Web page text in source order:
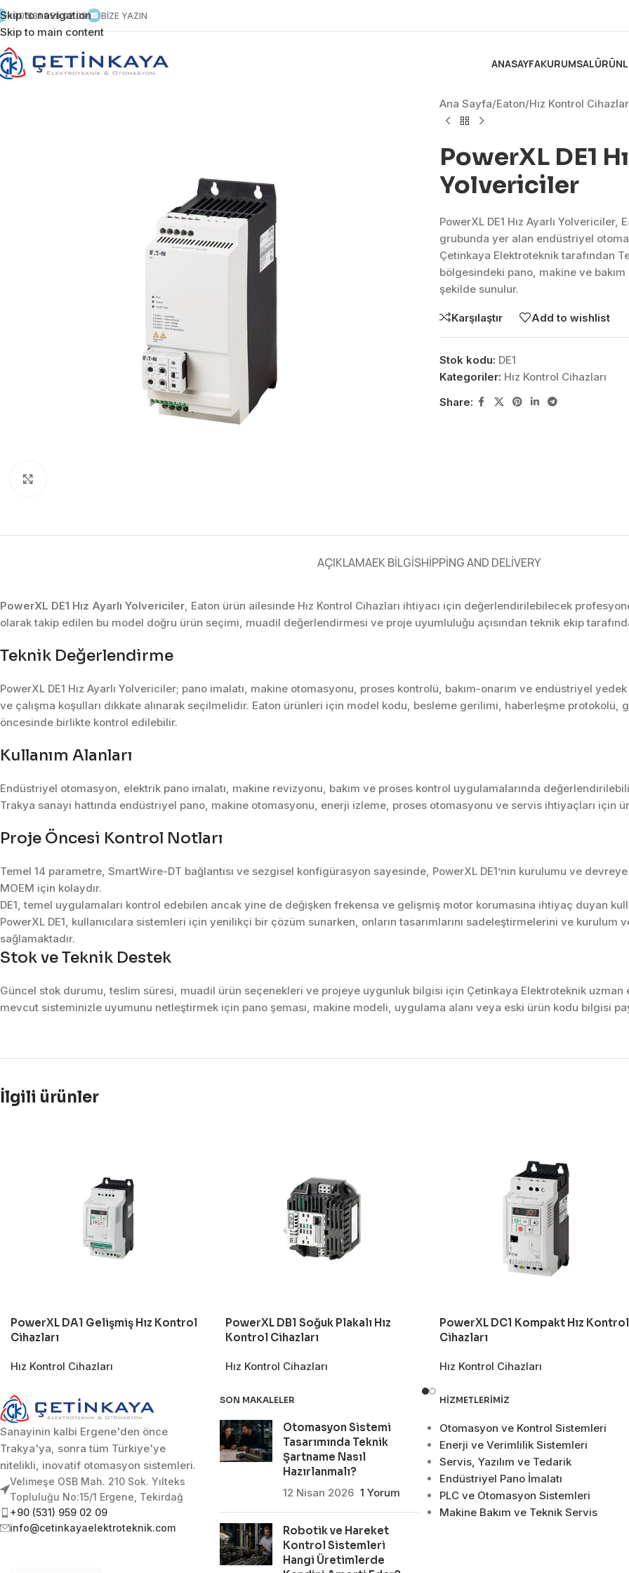
Skip to navigation
Skip to main content
+90 531 959 02 09 BİZE YAZIN
ANASAYFAKURUMSAL
Ana Sayfa/Eaton/Hız Kontrol
PowerXL DE1
Yolvericiler
PowerXL DE1 Hız Ayarlı Yolvericiler,
grubunda yer alan endüstriyel
Çetinkaya Elektroteknik tarafından
bölgesindeki pano, makine ve
şekilde sunulur.
Karşılaştır Add to wishlist
Stok kodu: DE1
Kategoriler: Hız Kontrol Cihazları
Share:
AÇIKLAMAEK BILGISHIPPING AND DELIVERY
PowerXL DE1 Hız Ayarlı Yolvericiler, Eaton ürün ailesinde Hız Kontrol Cihazları ihtiyacı için değerlendirilebilecek
olarak takip edilen bu model doğru ürün seçimi, muadil değerlendirmesi ve proje uyumluluğu açısından teknik ekip
Teknik Değerlendirme
PowerXL DE1 Hız Ayarlı Yolvericiler; pano imalatı, makine otomasyonu, proses kontrolü, bakım-onarım ve endüstriyel
ve çalışma koşulları dikkate alınarak seçilmelidir. Eaton ürünleri için model kodu, besleme gerilimi, haberleşme protokolü,
öncesinde birlikte kontrol edilebilir.
Kullanım Alanları
Endüstriyel otomasyon, elektrik pano imalatı, makine revizyonu, bakım ve proses kontrol uygulamalarında
Trakya sanayi hattında endüstriyel pano, makine otomasyonu, enerji izleme, proses otomasyonu ve servis ihtiyaçları için
Proje Öncesi Kontrol Notları
Temel 14 parametre, SmartWire-DT bağlantısı ve sezgisel konfigürasyon sayesinde, PowerXL DE1’nin kurulumu ve
MOEM için kolaydır.
DE1, temel uygulamaları kontrol edebilen ancak yine de değişken frekensa ve gelişmiş motor korumasına ihtiyaç duyan
PowerXL DE1, kullanıcılara sistemleri için yenilikçi bir çözüm sunarken, onların tasarımlarını sadeleştirmelerini ve kurulum
sağlamaktadır.
Stok ve Teknik Destek
Güncel stok durumu, teslim süresi, muadil ürün seçenekleri ve projeye uygunluk bilgisi için Çetinkaya Elektroteknik
mevcut sisteminizle uyumunu netleştirmek için pano şeması, makine modeli, uygulama alanı veya eski ürün kodu bilgisi
İlgili ürünler
PowerXL DA1 Gelişmiş Hız Kontrol
Cihazları
Hız Kontrol Cihazları
PowerXL DB1 Soğuk Plakalı Hız
Kontrol Cihazları
Hız Kontrol Cihazları
PowerXL DC1 Kompakt Hız Kontrol
Cihazları
Hız Kontrol Cihazları
Sanayinin kalbi Ergene'den önce
Trakya'ya, sonra tüm Türkiye'ye
nitelikli, inovatif otomasyon sistemleri.
Velimeşe OSB Mah. 210 Sok. Yılteks
Topluluğu No:15/1 Ergene, Tekirdağ
+90 (531) 959 02 09
info@cetinkayaelektroteknik.com
SON MAKALELER
Otomasyon Sistemi
Tasarımında Teknik
Şartname Nasıl
Hazırlanmalı?
12 Nisan 2026 1 Yorum
Robotik ve Hareket
Kontrol Sistemleri
Hangi Üretimlerde
HIZMETLERIMIZ
Otomasyon ve Kontrol Sistemleri
Enerji ve Verimlilik Sistemleri
Servis, Yazılım ve Tedarik
Endüstriyel Pano İmalatı
PLC ve Otomasyon Sistemleri
Makine Bakım ve Teknik Servis